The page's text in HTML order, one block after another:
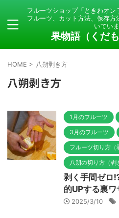
フルーツショップ「ときわオ
フルーツ、カット方法、保存
いてい
果物語（くだ
HOME > 八朔剥き方
八朔剥き方
1月のフルーツ
3月のフルーツ
フルーツ切り方（
八朔の切り方（剥
剥く手間ゼロ
的UPする裏ワ
2025/3/10